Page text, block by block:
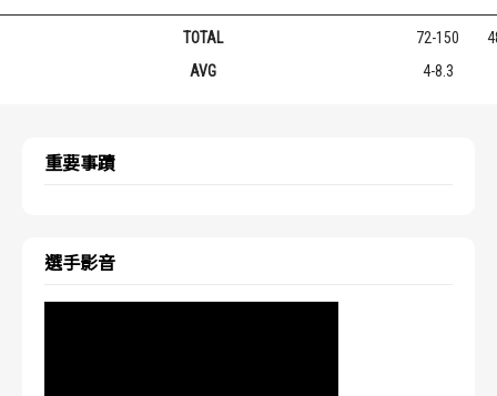
TOTAL 72-150
AVG
4-8.3
重要事蹟
選手影音